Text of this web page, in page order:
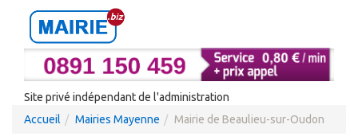
Site privé indépendant de l'administration
Accueil
Mairies Mayenne Mairie de Beaulieu-sur-Oudon